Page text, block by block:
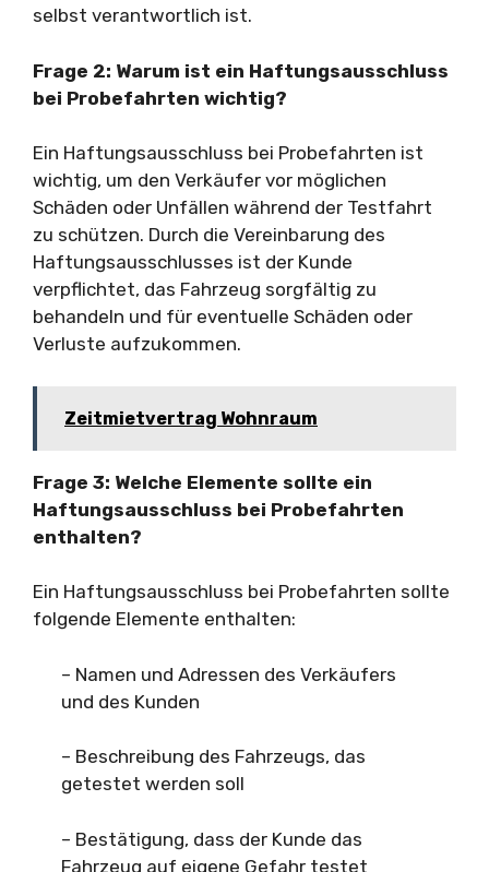
selbst verantwortlich ist.
Frage 2: Warum ist ein Haftungsausschluss
bei Probefahrten wichtig?
Ein Haftungsausschluss bei Probefahrten ist
wichtig, um den Verkäufer vor möglichen
Schäden oder Unfällen während der Testfahrt
zu schützen. Durch die Vereinbarung des
Haftungsausschlusses ist der Kunde
verpflichtet, das Fahrzeug sorgfältig zu
behandeln und für eventuelle Schäden oder
Verluste aufzukommen.
Zeitmietvertrag Wohnraum
Frage 3: Welche Elemente sollte ein
Haftungsausschluss bei Probefahrten
enthalten?
Ein Haftungsausschluss bei Probefahrten sollte
folgende Elemente enthalten:
– Namen und Adressen des Verkäufers
und des Kunden
– Beschreibung des Fahrzeugs, das
getestet werden soll
– Bestätigung, dass der Kunde das
Fahrzeug auf eigene Gefahr testet